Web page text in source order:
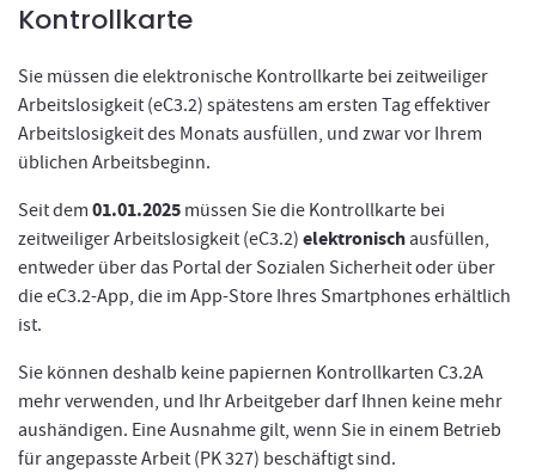
Kontrollkarte
Sie müssen die elektronische Kontrollkarte bei zeitweiliger
Arbeitslosigkeit (eC3.2) spätestens am ersten Tag effektiver
Arbeitslosigkeit des Monats ausfüllen, und zwar vor Ihrem
üblichen Arbeitsbeginn.
Seit dem 01.01.2025 müssen Sie die Kontrollkarte bei
zeitweiliger Arbeitslosigkeit (eC3.2) elektronisch ausfüllen,
entweder über das Portal der Sozialen Sicherheit oder über
die eC3.2-App, die im App-Store Ihres Smartphones erhältlich
ist.
Sie können deshalb keine papiernen Kontrollkarten C3.2A
mehr verwenden, und Ihr Arbeitgeber darf Ihnen keine mehr
aushändigen. Eine Ausnahme gilt, wenn Sie in einem Betrieb
für angepasste Arbeit (PK 327) beschäftigt sind.